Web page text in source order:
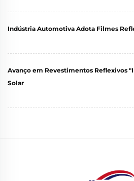
Indústria Automotiva Adota Filmes
Avanço em Revestimentos Reflexivos
Solar